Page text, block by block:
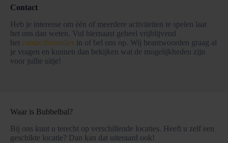
Contact
Heb je interesse om één of meerdere activiteiten te spelen laat
het ons dan weten. Vul hiernaast geheel vrijblijvend
het contactformulier in of bel ons op. Wij beantwoorden graag al
je vragen en kunnen dan bekijken wat de mogelijkheden zijn
voor jullie uitje!
Waar is Bubbelbal?
Bij ons kunt u terecht op verschillende locaties. Heeft u zelf een
geschikte locatie? Dan kan dat uiteraard ook!